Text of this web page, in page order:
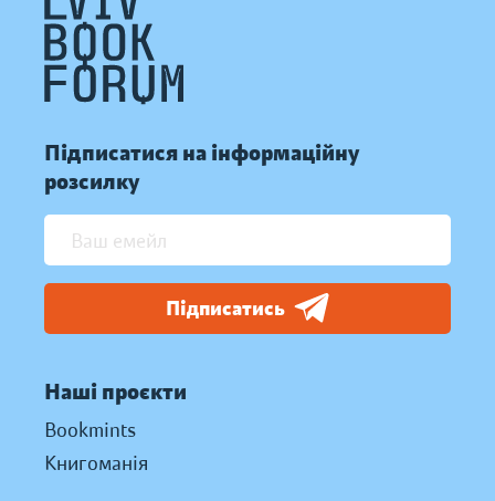
Підписатися на інформаційну
розсилку
Підписатись
Наші проєкти
Bookmints
Книгоманія